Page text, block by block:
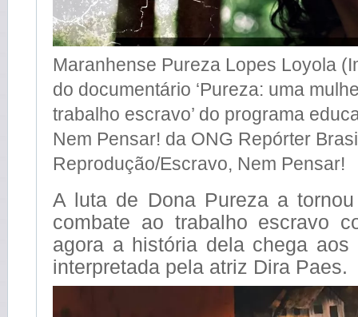
Maranhense Pureza Lopes Loyola
do documentário ‘Pureza: uma
trabalho escravo’ do programa
Nem Pensar! da ONG Repórter
Reprodução/Escravo, Nem Pensar!
A luta de Dona Pureza a
combate ao trabalho escravo
agora a história dela chega aos
interpretada pela atriz Dira Paes.